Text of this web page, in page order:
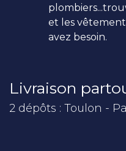
et les
avez besoin.
Livraison
2 dépôts : Toulon -